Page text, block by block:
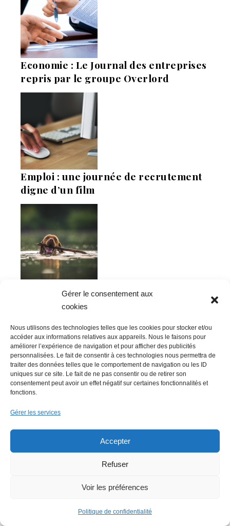
Gérer le consentement aux
cookies
Nous utilisons des technologies telles que les cookies pour stocker et/ou
accéder aux informations relatives aux appareils. Nous le faisons pour
améliorer l’expérience de navigation et pour afficher des publicités
personnalisées. Le fait de consentir à ces technologies nous permettra de
traiter des données telles que le comportement de navigation ou les ID
uniques sur ce site. Le fait de ne pas consentir ou de retirer son
consentement peut avoir un effet négatif sur certaines fonctionnalités et
fonctions.
Gérer les services
Accepter
Refuser
Voir les préférences
Politique de confidentialité
Economie : Le Journal des entreprises
repris par le groupe Overlord
Emploi : une journée de recrutement
digne d’un film
Economie : Wash.ME poursuit son
développement dans la région
La Mer Salée, maison d’édition,
soutenue par 300 citoyens
Flowrette rachetée, relocalise sa